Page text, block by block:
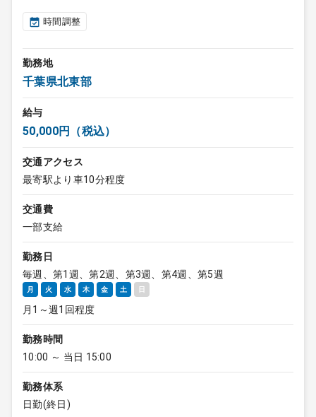
時間調整
勤務地
千葉県北東部
給与
50,000円（税込）
交通アクセス
最寄駅より車10分程度
交通費
一部支給
勤務日
毎週、第1週、第2週、第3週、第4週、第5週
月 火 水 木 金 土 日
月1～週1回程度
勤務時間
10:00 ～ 当日 15:00
勤務体系
日勤(終日)